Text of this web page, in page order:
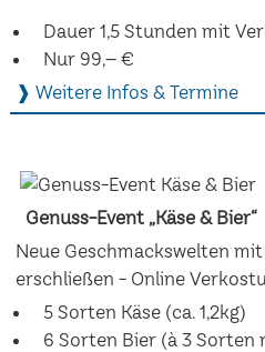
Dauer 1,5 Stunden mit
Nur 99,– €
❱ Weitere Infos & Termine
Genuss-Event „Käse &
Neue Geschmackswelten
erschließen - Online
5 Sorten Käse (ca. 1,2kg)
6 Sorten Bier (à 3 Sorten